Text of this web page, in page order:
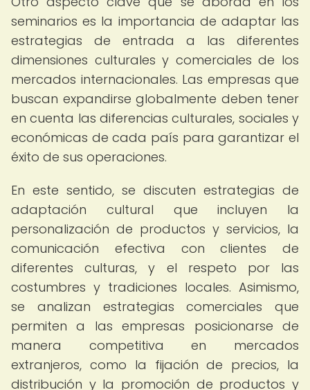
seminarios es la importancia de adaptar las
estrategias de entrada a las diferentes
dimensiones culturales y comerciales de los
mercados internacionales. Las empresas que
buscan expandirse globalmente deben tener
en cuenta las diferencias culturales, sociales y
económicas de cada país para garantizar el
éxito de sus operaciones.
En este sentido, se discuten estrategias de
adaptación cultural que incluyen la
personalización de productos y servicios, la
comunicación efectiva con clientes de
diferentes culturas, y el respeto por las
costumbres y tradiciones locales. Asimismo,
se analizan estrategias comerciales que
permiten a las empresas posicionarse de
manera competitiva en mercados
extranjeros, como la fijación de precios, la
distribución y la promoción de productos y